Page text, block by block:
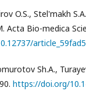
O.S., Stel'makh
Acta Bio-medica
Sh.A.,
https://doi.org/